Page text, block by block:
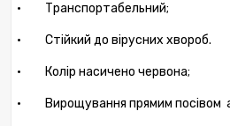
· Транспортабельний;
· Стійкий до вірусних хвороб.
· Колір насичено червона;
· Вирощування прямим посівом